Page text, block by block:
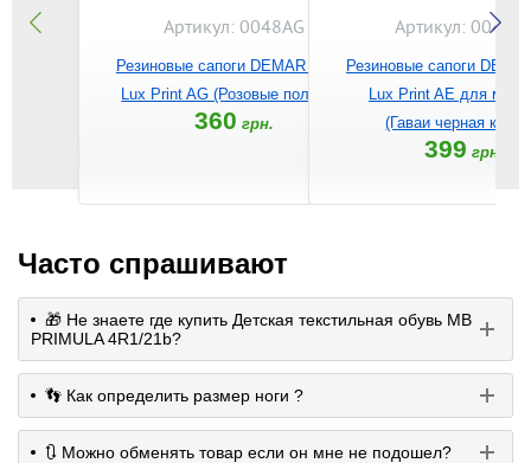
Артикул: 0048AG
Резиновые сапоги DEMAR Hawai
Lux Print AG (Розовые полоски)
360 грн.
Артикул:
Резиновые сапоги
Lux Print AE для
(Гаваи черная
399 грн.
Часто спрашивают
🎁 Не знаете где купить Детская текстильная обувь MB
PRIMULA 4R1/21b?
👣 Как определить размер ноги ?
🔃 Можно обменять товар если он мне не подошел?